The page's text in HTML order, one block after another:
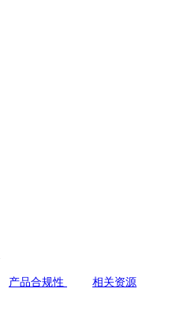
产品合规性
相关资源